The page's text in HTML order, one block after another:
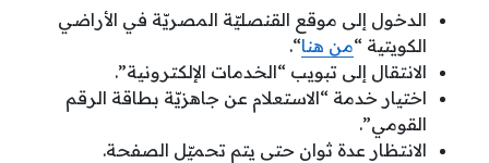
الدخول إلى موقع القنصليّة المصريّة في الأراضي
الكويتية “من هنا“.
الانتقال إلى تبويب “الخدمات الإلكترونية”.
اختيار خدمة “الاستعلام عن جاهزيّة بطاقة الرقم
القومي”.
الانتظار عدة ثوان حتى يتم تحميّل الصفحة.